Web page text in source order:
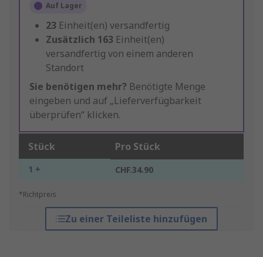
Auf Lager
23 Einheit(en) versandfertig
Zusätzlich 163 Einheit(en)
versandfertig von einem anderen
Standort
Sie benötigen mehr? Benötigte Menge
eingeben und auf „Lieferverfügbarkeit
überprüfen“ klicken.
Stück Pro Stück
1 + CHF.34.90
*Richtpreis
Zu einer Teileliste hinzufügen